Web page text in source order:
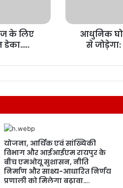
के लिए
डेका…..
आधुनिक
से जोड़ेगा:
योजना, आर्थिक एवं सांख्यिकी
विभाग और आईआईएम रायपुर के
बीच एमओयू सुशासन, नीति
निर्माण और साक्ष्य-आधारित निर्णय
प्रणाली को मिलेगा बढ़ावा….